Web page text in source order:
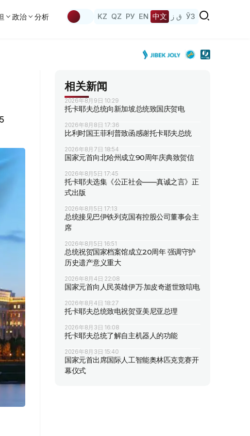
政治 分析 KZ QZ РУ EN 中文 ق ز ЎЗ
相关新闻
2026年8月9日 10:29
托卡耶夫总统向新加坡总统致国庆贺电
2026年8月8日 17:36
比利时国王菲利普致函感谢托卡耶夫总统
2026年8月7日 18:54
国家元首向北哈州成立90周年庆典致贺信
2026年8月5日 17:45
托卡耶夫选集《公正社会——真诚之言》正
式出版
2026年8月5日 17:13
总统接见巴伊铁列克国有控股公司董事会主
席
2026年8月5日 16:51
总统祝贺国家档案馆成立20周年 强调守护
历史遗产意义重大
2026年8月4日 22:08
国家元首向人民英雄伊万·加皮奇逝世致唁电
2026年8月4日 18:27
托卡耶夫总统致电祝贺亚美尼亚总理
2026年8月3日 16:08
托卡耶夫总统了解自主机器人的功能
2026年8月3日 15:40
国家元首出席国际人工智能奥林匹克竞赛开
幕仪式